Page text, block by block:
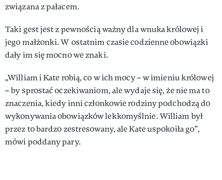
związana z pałacem.
Taki gest jest z pewnością ważny dla wnuka królowej i
jego małżonki. W ostatnim czasie codzienne obowiązki
dały im się mocno we znaki.
„William i Kate robią, co w ich mocy – w imieniu królowej
– by sprostać oczekiwaniom, ale wydaje się, że nie ma to
znaczenia, kiedy inni członkowie rodziny podchodzą do
wykonywania obowiązków lekkomyślnie. William był
przez to bardzo zestresowany, ale Kate uspokoiła go”,
mówi poddany pary.